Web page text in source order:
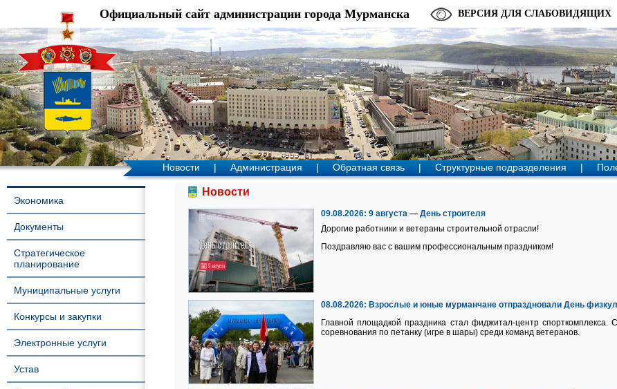
Официальный сайт администрации города Мурманска ВЕРСИЯ ДЛЯ СЛАБОВИДЯЩИХ
Новости | Администрация | Обратная связь | Структурные подразделения |
Экономика
Документы
Стратегическое
планирование
Муниципальные услуги
Конкурсы и закупки
Электронные услуги
Устав
Новости
09.08.2026: 9 августа — День строителя
Дорогие работники и ветераны строительной отрасли!
Поздравляю вас с вашим профессиональным праздником!
08.08.2026: Взрослые и юные мурманчане отпраздновали День
Главной площадкой праздника стал фиджитал-центр спорткомплекса.
соревнования по петанку (игре в шары) среди команд ветеранов.